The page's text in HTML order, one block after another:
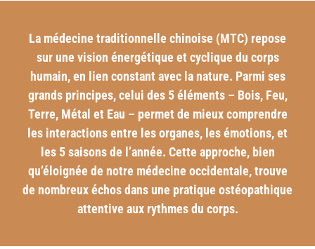
La médecine traditionnelle chinoise (MTC) repose
sur une vision énergétique et cyclique du corps
humain, en lien constant avec la nature. Parmi ses
grands principes, celui des 5 éléments – Bois, Feu,
Terre, Métal et Eau – permet de mieux comprendre
les interactions entre les organes, les émotions, et
les 5 saisons de l’année. Cette approche, bien
qu’éloignée de notre médecine occidentale, trouve
de nombreux échos dans une pratique ostéopathique
attentive aux rythmes du corps.